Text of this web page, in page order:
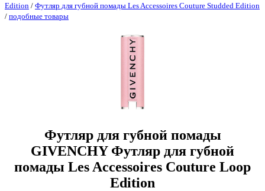
Edition / Футляр для губной помады Les Accessoires Couture Studded Edition
/ подобные товары
Футляр для губной помады
GIVENCHY Футляр для губной
помады Les Accessoires Couture Loop
Edition